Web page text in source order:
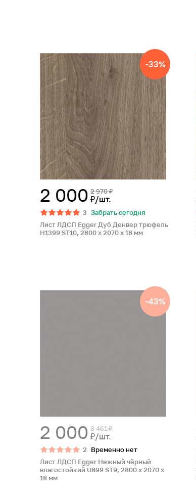
-33%
2 970 ₽
2 000 ₽/шт.
3 Забрать сегодня
Лист ЛДСП Egger Дуб Денвер трюфель
H1399 ST10, 2800 x 2070 x 18 мм
-43%
3 461 ₽
2 000 ₽/шт.
2
Временно нет
Лист ЛДСП Egger Нежный чёрный
влагостойкий U899 ST9, 2800 x 2070 x
18 мм